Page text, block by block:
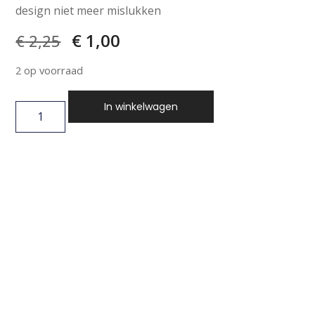
design niet meer mislukken
€2,25 € 1,00
2 op voorraad
In winkelwagen